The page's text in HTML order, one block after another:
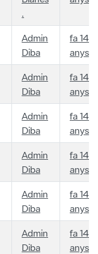
.
Admin
Diba
fa 14
anys
Admin
Diba
fa 14
anys
Admin
Diba
fa 14
anys
Admin
Diba
fa 14
anys
Admin
Diba
fa 14
anys
Admin
Diba
fa 14
anys